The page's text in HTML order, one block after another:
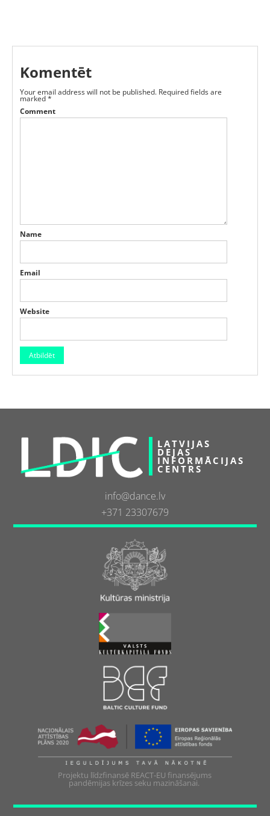
Komentēt
Your email address will not be published. Required fields are
marked*
Comment
Name
Email
Website
LATVIJAS
DEJAS
INFORMĀCIJAS
CENTRS
info@dance.lv
+371 23307679
Projektu līdzfinansē REACT-EU finansējums
pandēmijas krīzes seku mazināšanai.